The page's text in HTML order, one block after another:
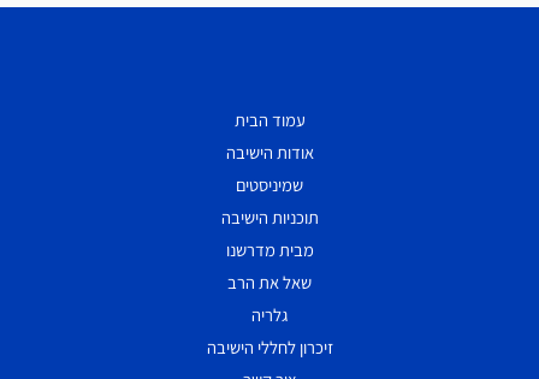
עמוד הבית
אודות הישיבה
שמיניסטים
תוכניות הישיבה
מבית מדרשנו
שאל את הרב
גלריה
זיכרון לחללי הישיבה